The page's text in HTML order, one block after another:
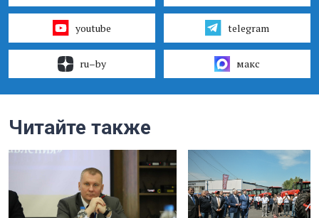
youtube telegram
ru–by макс
Читайте также